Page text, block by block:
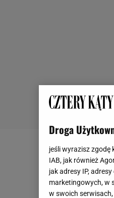
Droga
jeśli wyrazisz zgodę
IAB, jak również
jak adresy IP,
marketingowych, w
w swoich